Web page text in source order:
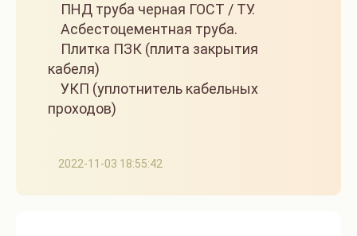
2022-11-03 18:55:42
ПНД труба черная ГОСТ / ТУ.
Асбестоцементная труба.
Плитка ПЗК (плита закрытия
кабеля)
УКП (уплотнитель кабельных
проходов)